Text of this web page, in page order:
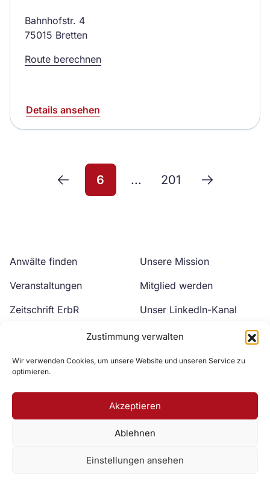
Zustimmung verwalten
Wir verwenden Cookies, um unsere Website und unseren Service zu
optimieren.
Akzeptieren
Ablehnen
Einstellungen ansehen
Bahnhofstr. 4
75015 Bretten
Route berechnen
Details ansehen
6 ... 201
Anwälte finden
Veranstaltungen
Zeitschrift ErbR
Unsere Mission
Mitglied werden
Unser LinkedIn-Kanal
Unser YouTube-Kanal
Zur DAV Webseite